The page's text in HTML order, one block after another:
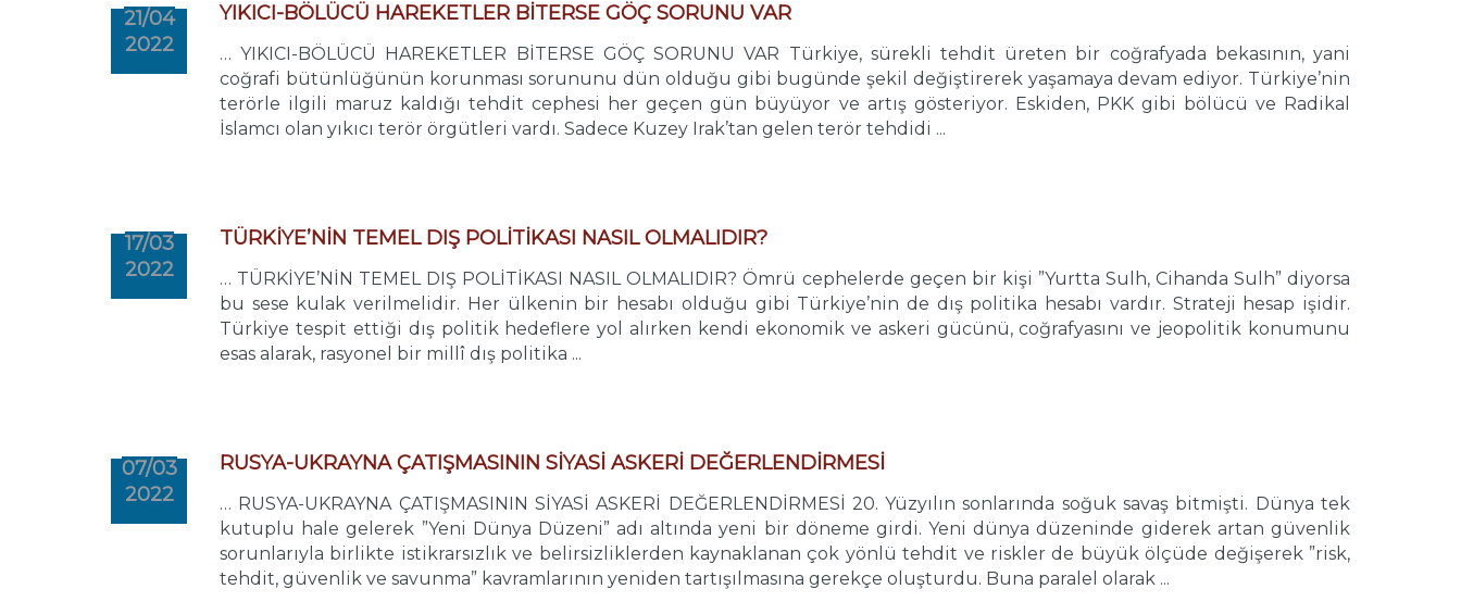
21/04
2022
YIKICI-BÖLÜCÜ HAREKETLER BİTERSE GÖÇ SORUNU VAR
… YIKICI-BÖLÜCÜ HAREKETLER BİTERSE GÖÇ SORUNU VAR Türkiye, sürekli tehdit üreten bir coğrafyada bekasının, yani
coğrafi bütünlüğünün korunması sorununu dün olduğu gibi bugünde şekil değiştirerek yaşamaya devam ediyor. Türkiye’nin
terörle ilgili maruz kaldığı tehdit cephesi her geçen gün büyüyor ve artış gösteriyor. Eskiden, PKK gibi bölücü ve Radikal
İslamcı olan yıkıcı terör örgütleri vardı. Sadece Kuzey Irak’tan gelen terör tehdidi ...
17/03
2022
TÜRKİYE’NİN TEMEL DIŞ POLİTİKASI NASIL OLMALIDIR?
… TÜRKİYE’NİN TEMEL DIŞ POLİTİKASI NASIL OLMALIDIR? Ömrü cephelerde geçen bir kişi ”Yurtta Sulh, Cihanda Sulh” diyorsa
bu sese kulak verilmelidir. Her ülkenin bir hesabı olduğu gibi Türkiye’nin de dış politika hesabı vardır. Strateji hesap işidir.
Türkiye tespit ettiği dış politik hedeflere yol alırken kendi ekonomik ve askeri gücünü, coğrafyasını ve jeopolitik konumunu
esas alarak, rasyonel bir millî dış politika ...
07/03
2022
RUSYA-UKRAYNA ÇATIŞMASININ SİYASİ ASKERİ DEĞERLENDİRMESİ
… RUSYA-UKRAYNA ÇATIŞMASININ SİYASİ ASKERİ DEĞERLENDİRMESİ 20. Yüzyılın sonlarında soğuk savaş bitmişti. Dünya tek
kutuplu hale gelerek ”Yeni Dünya Düzeni” adı altında yeni bir döneme girdi. Yeni dünya düzeninde giderek artan güvenlik
sorunlarıyla birlikte istikrarsızlık ve belirsizliklerden kaynaklanan çok yönlü tehdit ve riskler de büyük ölçüde değişerek ”risk,
tehdit, güvenlik ve savunma” kavramlarının yeniden tartışılmasına gerekçe oluşturdu. Buna paralel olarak ...